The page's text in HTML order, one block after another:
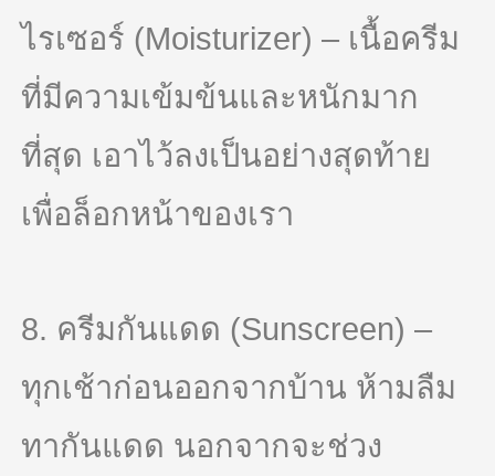
ไรเซอร์ (Moisturizer) – เนื้อครีม
ที่มีความเข้มข้นและหนักมาก
ที่สุด เอาไว้ลงเป็นอย่างสุดท้าย
เพื่อล็อกหน้าของเรา
8. ครีมกันแดด (Sunscreen) –
ทุกเช้าก่อนออกจากบ้าน ห้ามลืม
ทากันแดด นอกจากจะช่วง